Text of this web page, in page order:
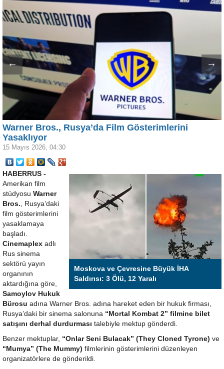
← →
Warner Bros., Rusya’da Film Gösterimlerini
Yasaklıyor
15 Mayıs 2026, 04:30
Moskova ve Çevresine Büyük İHA
Saldırısı: 3 Ölü, 12 Yaralı
HABERRUS -
Amerikan film
stüdyosu Warner
Bros. , Rusya’daki
film gösterimlerini
yasaklamaya
başladı.
Cinemaplex adlı
Rus sinema
sektörü yayın
organının
aktardığına göre,
Samoylov Hukuk
Bürosu adına Warner Bros. adına hareket eden bir hukuk firması,
Rusya’daki bir sinema salonuna “Mortal Kombat 2” filmine bilet
satışını derhal durdurması talebiyle mektup gönderdi.
Benzer mektuplar, “Onlar Seni Bulacak” (They Cloned Tyrone) ve
“Mumya” (The Mummy) filmlerinin gösterimlerini düzenleyen
organizatörlere de gönderildi.